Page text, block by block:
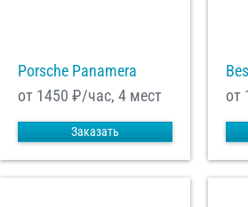
Porsche Panamera
от 1450 ₽/час, 4 мест
Заказать
от